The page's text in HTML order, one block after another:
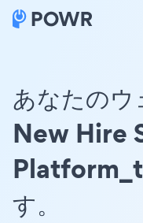
あなたの
New Hire
す。